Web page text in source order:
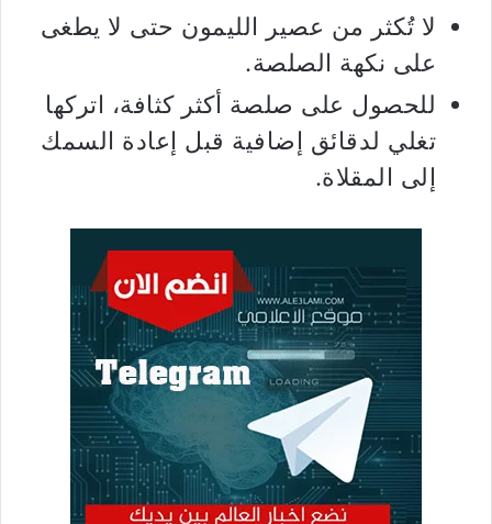
لا تُكثر من عصير الليمون حتى لا يطغى
على نكهة الصلصة.
للحصول على صلصة أكثر كثافة، اتركها
تغلي لدقائق إضافية قبل إعادة السمك
إلى المقلاة.